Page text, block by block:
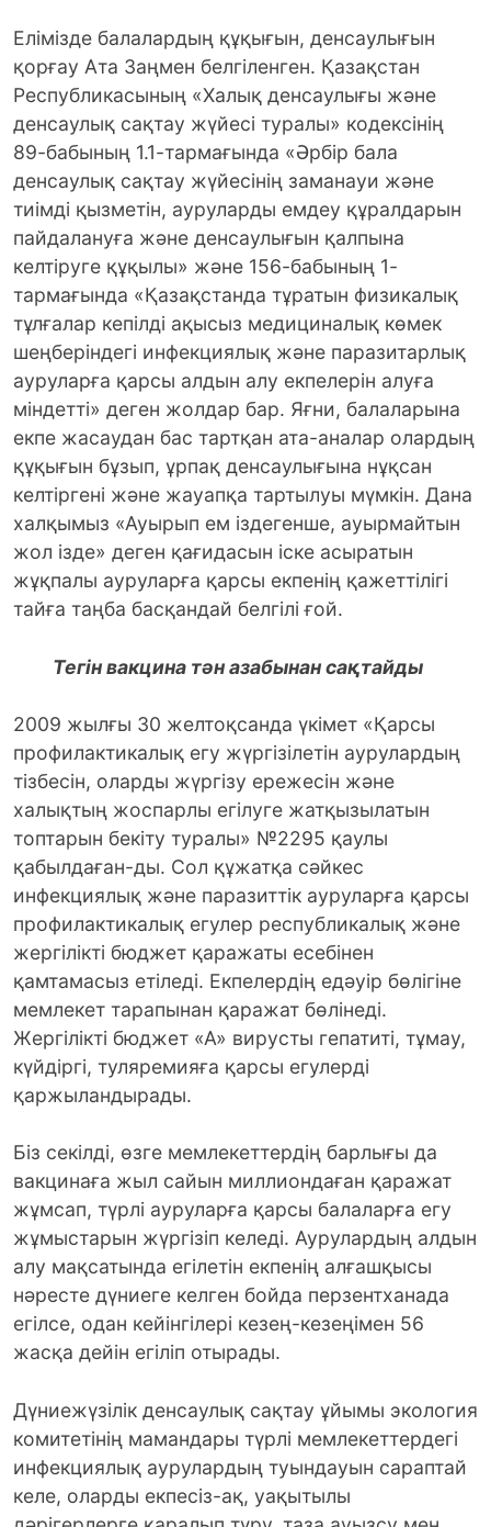
Елімізде балалардың құқығын, денсаулығын
қорғау Ата Заңмен белгіленген. Қазақстан
Республикасының «Халық денсаулығы және
денсаулық сақтау жүйесі туралы» кодексінің
89-бабының 1.1-тармағында «Әрбір бала
денсаулық сақтау жүйесінің заманауи және
тиімді қызметін, ауруларды емдеу құралдарын
пайдалануға және денсаулығын қалпына
келтіруге құқылы» және 156-бабының 1-
тармағында «Қазақстанда тұратын физикалық
тұлғалар кепілді ақысыз медициналық көмек
шеңберіндегі инфекциялық және паразитарлық
ауруларға қарсы алдын алу екпелерін алуға
міндетті» деген жолдар бар. Яғни, балаларына
екпе жасаудан бас тартқан ата-аналар олардың
құқығын бұзып, ұрпақ денсаулығына нұқсан
келтіргені және жауапқа тартылуы мүмкін. Дана
халқымыз «Ауырып ем іздегенше, ауырмайтын
жол ізде» деген қағидасын іске асыратын
жұқпалы ауруларға қарсы екпенің қажеттілігі
тайға таңба басқандай белгілі ғой.
Тегін вакцина тән азабынан сақтайды
2009 жылғы 30 желтоқсанда үкімет «Қарсы
профилактикалық егу жүргізілетін аурулардың
тізбесін, оларды жүргізу ережесін және
халықтың жоспарлы егілуге жатқызылатын
топтарын бекіту туралы» №2295 қаулы
қабылдаған-ды. Сол құжатқа сәйкес
инфекциялық және паразиттік ауруларға қарсы
профилактикалық егулер республикалық және
жергілікті бюджет қаражаты есебінен
қамтамасыз етіледі. Екпелердің едәуір бөлігіне
мемлекет тарапынан қаражат бөлінеді.
Жергілікті бюджет «А» вирусты гепатиті, тұмау,
күйдіргі, туляремияға қарсы егулерді
қаржыландырады.
Біз секілді, өзге мемлекеттердің барлығы да
вакцинаға жыл сайын миллиондаған қаражат
жұмсап, түрлі ауруларға қарсы балаларға егу
жұмыстарын жүргізіп келеді. Аурулардың алдын
алу мақсатында егілетін екпенің алғашқысы
нәресте дүниеге келген бойда перзентханада
егілсе, одан кейінгілері кезең-кезеңімен 56
жасқа дейін егіліп отырады.
Дүниежүзілік денсаулық сақтау ұйымы экология
комитетінің мамандары түрлі мемлекеттердегі
инфекциялық аурулардың туындауын сараптай
келе, оларды екпесіз-ақ, уақытылы